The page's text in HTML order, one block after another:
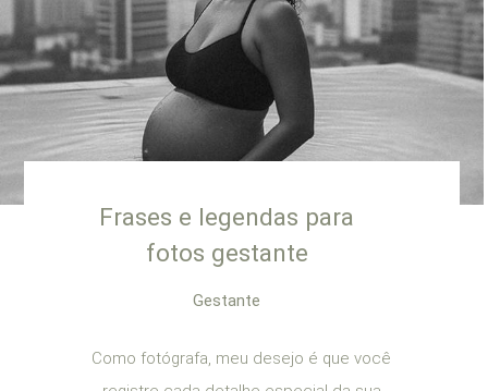
Frases e legendas para
fotos gestante
Gestante
Como fotógrafa, meu desejo é que você